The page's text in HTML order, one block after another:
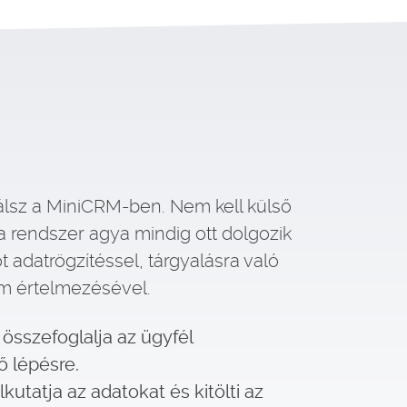
a MiniCRM-ben. Nem kell külső
rendszer agya mindig ott dolgozik
adatrögzítéssel, tárgyalásra való
értelmezésével.
az ügyfél
lépésre.
az adatokat és kitölti az